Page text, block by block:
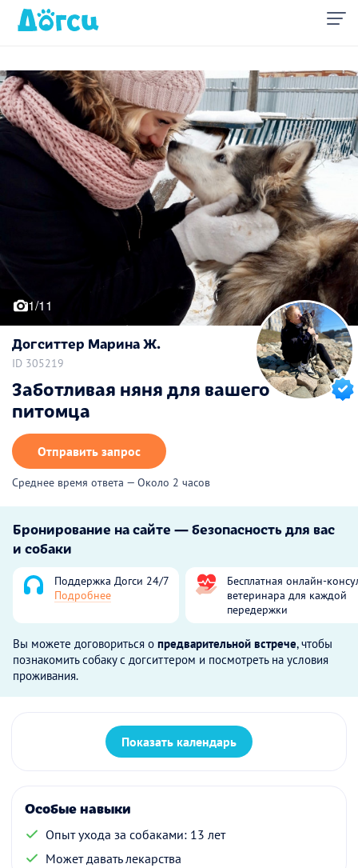
1/11
Догситтер Марина Ж.
ID 305219
Заботливая няня для вашего
питомца
Отправить запрос
Среднее время ответа — Около 2 часов
Бронирование на сайте — безопасность для вас
и собаки
Поддержка Догси 24/7
Подробнее
Бесплатная онлайн-
ветеринара для каждой
передержки
Вы можете договориться о предварительной встрече, чтобы
познакомить собаку с догситтером и посмотреть на условия
проживания.
Показать календарь
Особые навыки
Опыт ухода за собаками: 13 лет
Может давать лекарства